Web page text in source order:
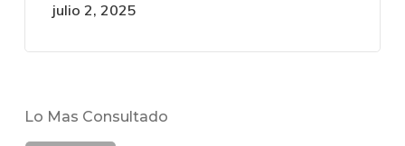
julio 2, 2025
Lo Mas Consultado